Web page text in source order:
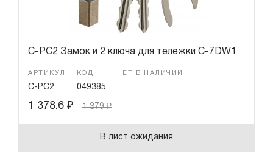
Доставка и оплата
Контакты
C-PC2 Замок и 2 ключа для тележки C-7DW1
АРТИКУЛ
C-PC2
КОД
049385
НЕТ В НАЛИЧИИ
1 378.6 ₽ 1 379₽
В лист ожидания